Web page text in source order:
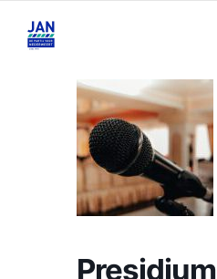
Presidium